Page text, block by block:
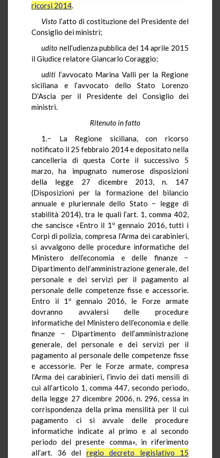
ricorsi 2014.
Visto l’atto di costituzione del Presidente del
Consiglio dei ministri;
udito nell’udienza pubblica del 14 aprile 2015
il Giudice relatore Giancarlo Coraggio;
uditi l’avvocato Marina Valli per la Regione
siciliana e l’avvocato dello Stato Lorenzo
D’Ascia per il Presidente del Consiglio dei
ministri.
Ritenuto in fatto
1.− La Regione siciliana, con ricorso
notificato il 25 febbraio 2014 e depositato nella
cancelleria di questa Corte il successivo 5
marzo, ha impugnato numerose disposizioni
della legge 27 dicembre 2013, n. 147
(Disposizioni per la formazione del bilancio
annuale e pluriennale dello Stato − legge di
stabilità 2014), tra le quali l’art. 1, comma 402,
che sancisce «Entro il 1º gennaio 2016, tutti i
Corpi di polizia, compresa l’Arma dei carabinieri,
si avvalgono delle procedure informatiche del
Ministero dell’economia e delle finanze −
Dipartimento dell’amministrazione generale, del
personale e dei servizi per il pagamento al
personale delle competenze fisse e accessorie.
Entro il 1º gennaio 2016, le Forze armate
dovranno avvalersi delle procedure
informatiche del Ministero dell’economia e delle
finanze − Dipartimento dell’amministrazione
generale, del personale e dei servizi per il
pagamento al personale delle competenze fisse
e accessorie. Per le Forze armate, compresa
l’Arma dei carabinieri, l’invio dei dati mensili di
cui all’articolo 1, comma 447, secondo periodo,
della legge 27 dicembre 2006, n. 296, cessa in
corrispondenza della prima mensilità per il cui
pagamento ci si avvale delle procedure
informatiche indicate al primo e al secondo
periodo del presente comma», in riferimento
all’art. 36 del regio decreto legislativo 15